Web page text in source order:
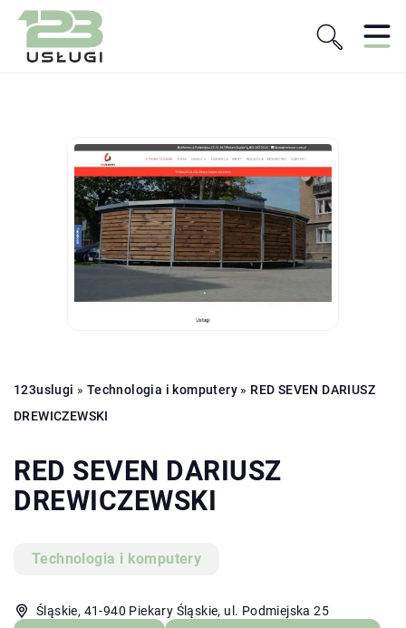
123uslugi » Technologia i komputery » RED SEVEN DARIUSZ
DREWICZEWSKI
RED SEVEN DARIUSZ
DREWICZEWSKI
Technologia i komputery
Śląskie, 41-940 Piekary Śląskie, ul. Podmiejska 25